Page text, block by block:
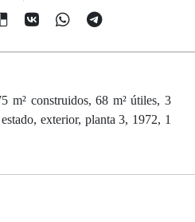
m² construidos, 68 m² útiles, 3
exterior, planta 3, 1972, 1